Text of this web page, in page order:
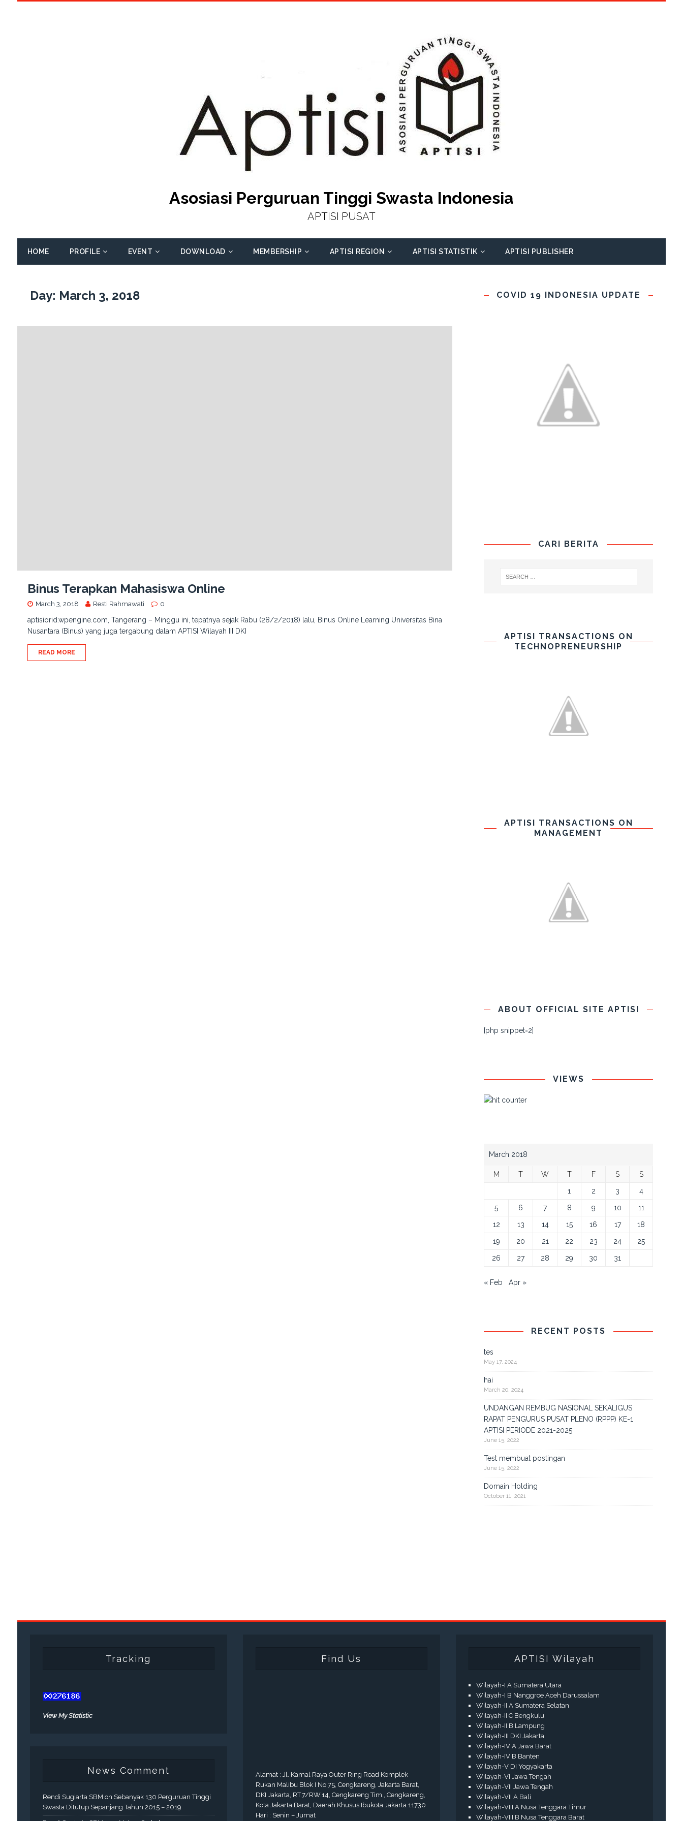
Asosiasi Perguruan Tinggi Swasta Indonesia
APTISI PUSAT
HOME PROFILE EVENT DOWNLOAD MEMBERSHIP APTISI REGION APTISI STATISTIK APTISI PUBLISHER
Day: March 3, 2018
Binus Terapkan Mahasiswa Online
March 3, 2018 Resti Rahmawati 0
aptisiorid.wpengine.com, Tangerang – Minggu ini, tepatnya sejak Rabu (28/2/2018) lalu, Binus Online Learning Universitas Bina
Nusantara (Binus) yang juga tergabung dalam APTISI Wilayah III DKI
READ MORE
COVID 19 INDONESIA UPDATE
CARI BERITA
APTISI TRANSACTIONS ON
TECHNOPRENEURSHIP
APTISI TRANSACTIONS ON
MANAGEMENT
ABOUT OFFICIAL SITE APTISI
[php snippet=2]
VIEWS
March 2018
M T W T F S S
1 2 3 4
5 6 7 8 9 10 11
12 13 14 15 16 17 18
19 20 21 22 23 24 25
26 27 28 29 30 31
« Feb Apr »
RECENT POSTS
tes
May 17, 2024
hai
March 20, 2024
UNDANGAN REMBUG NASIONAL SEKALIGUS
RAPAT PENGURUS PUSAT PLENO (RPPP) KE-1
APTISI PERIODE 2021-2025
June 15, 2022
Test membuat postingan
June 15, 2022
Domain Holding
October 11, 2021
Tracking
View My Statistic
News Comment
Rendi Sugiarta SBM on Sebanyak 130 Perguruan Tinggi
Swasta Ditutup Sepanjang Tahun 2015 – 2019
Find Us
Alamat : Jl. Kamal Raya Outer Ring Road Komplek
Rukan Malibu Blok I No.75, Cengkareng, Jakarta Barat,
DKI Jakarta, RT.7/RW.14, Cengkareng Tim., Cengkareng,
Kota Jakarta Barat, Daerah Khusus Ibukota Jakarta 11730
Hari : Senin – Jumat
APTISI Wilayah
Wilayah-I A Sumatera Utara
Wilayah-I B Nanggroe Aceh Darussalam
Wilayah-II A Sumatera Selatan
Wilayah-II C Bengkulu
Wilayah-II B Lampung
Wilayah-III DKI Jakarta
Wilayah-IV A Jawa Barat
Wilayah-IV B Banten
Wilayah-V DI Yogyakarta
Wilayah-VI Jawa Tengah
Wilayah-VII Jawa Tengah
Wilayah-VII A Bali
Wilayah-VIII A Nusa Tenggara Timur
Wilayah-VIII B Nusa Tenggara Barat